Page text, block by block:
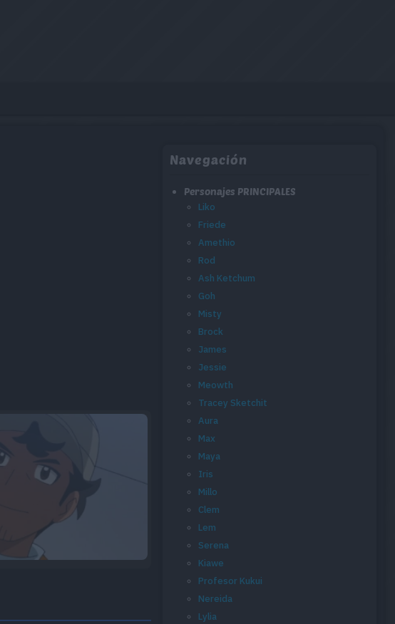
Navegación
Personajes PRINCIPALES
Liko
Friede
Amethio
Rod
Ash Ketchum
Goh
Misty
Brock
James
Jessie
Meowth
Tracey Sketchit
Aura
Max
Maya
Iris
Millo
Clem
Lem
Serena
Kiawe
Profesor Kukui
Nereida
Lylia